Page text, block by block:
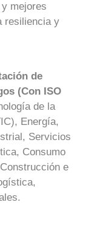
mejores
resiliencia y
de
(Con ISO
de la
Energía,
Servicios
Consumo
e